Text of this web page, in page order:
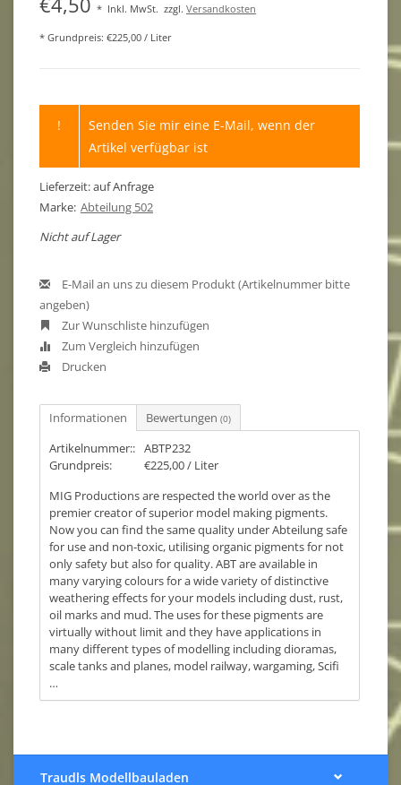
* Inkl. MwSt. zzgl. Versandkosten
* Grundpreis: €225,00 / Liter
!
Senden Sie mir eine E-Mail, wenn der
Artikel verfügbar ist
Lieferzeit: auf Anfrage
Marke: Abteilung 502
Nicht auf Lager
E-Mail an uns zu diesem Produkt (Artikelnummer bitte
angeben)
Zur Wunschliste hinzufügen
Zum Vergleich hinzufügen
Drucken
Informationen Bewertungen (0)
Artikelnummer:: ABTP232
Grundpreis:
€225,00 / Liter
MIG Productions are respected the world over as the
premier creator of superior model making pigments.
Now you can find the same quality under Abteilung safe
for use and non-toxic, utilising organic pigments for not
only safety but also for quality. ABT are available in
many varying colours for a wide variety of distinctive
weathering effects for your models including dust, rust,
oil marks and mud. The uses for these pigments are
virtually without limit and they have applications in
many different types of modelling including dioramas,
scale tanks and planes, model railway, wargaming, Scifi
…
Traudls Modellbauladen